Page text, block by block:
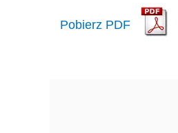
Pobierz PDF